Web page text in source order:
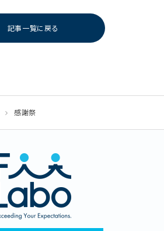
記事一覧に戻る
感謝祭